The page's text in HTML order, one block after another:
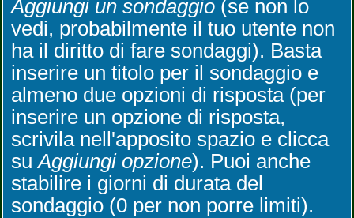
Aggiungi un sondaggio (se non lo
vedi, probabilmente il tuo utente non
ha il diritto di fare sondaggi). Basta
inserire un titolo per il sondaggio e
almeno due opzioni di risposta (per
inserire un opzione di risposta,
scrivila nell'apposito spazio e clicca
suAggiungi opzione). Puoi anche
stabilire i giorni di durata del
sondaggio (0 per non porre limiti).